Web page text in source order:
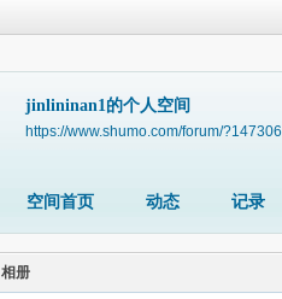
jinlininan1的个人空间
https://www.shumo.com/forum/?147306
空间首页 动态 记录
相册